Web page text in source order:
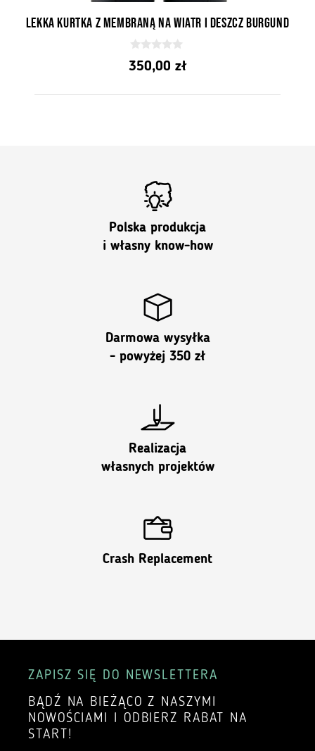
Lekka kurtka z membraną na wiatr i deszcz Burgund
0
z
350,00 zł
Polska produkcja
i własny know-how
Darmowa wysyłka
- powyżej 350 zł
Realizacja
własnych projektów
Crash Replacement
ZAPISZ SIĘ DO NEWSLETTERA
BĄDŹ NA BIEŻĄCO Z NASZYMI
NOWOŚCIAMI I ODBIERZ RABAT NA
START!